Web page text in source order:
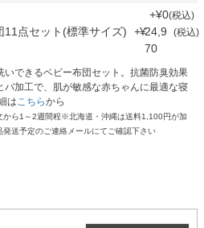
(
必
須
+¥0 税込
11点セット(標準サイズ)
+¥24,9
70
税込
いできるベビー布団セット。抗菌防臭効果
バ加工で、肌が敏感な赤ちゃんに最適な寝
はこちらから
ら1～2週間程※北海道・沖縄は送料1,100円が加
発送予定のご連絡メールにてご確認下さい